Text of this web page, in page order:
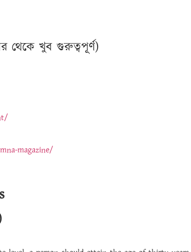
থেকে খুব গুরুত্বপূর্ণ)
magazine/